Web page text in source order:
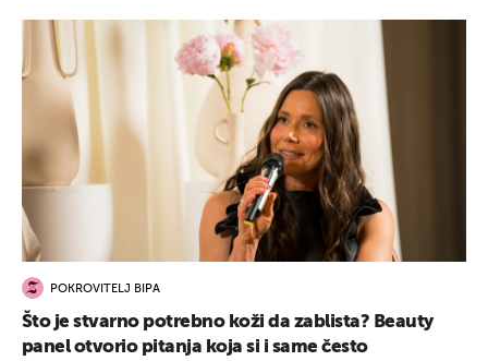
POKROVITELJ BIPA
Što je stvarno potrebno koži da zablista? Beauty
panel otvorio pitanja koja si i same često